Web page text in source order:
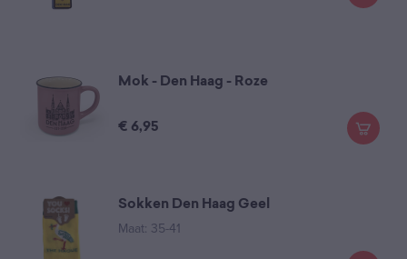
Mok - Den Haag - Roze
€ 6,95
Sokken Den Haag Geel
Maat: 35-41